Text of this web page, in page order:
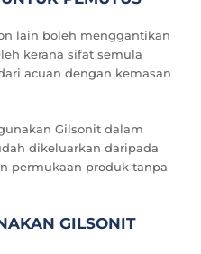
lain boleh menggantikan
kerana sifat semula
acuan dengan kemasan
Gilsonit dalam
dikeluarkan daripada
permukaan produk tanpa
GILSONIT